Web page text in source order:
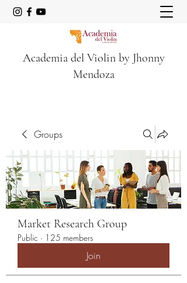
Academia del Violin by Jhonny
Mendoza
Groups
Market Research Group
Public · 125 members
Join